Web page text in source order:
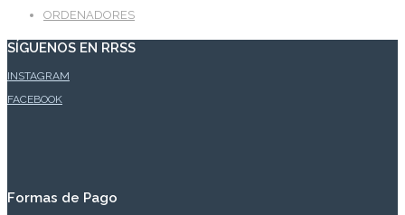
ORDENADORES
SÍGUENOS EN RRSS
INSTAGRAM
FACEBOOK
Formas de Pago